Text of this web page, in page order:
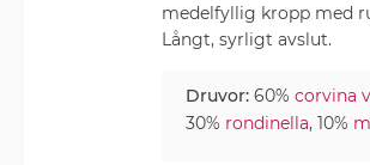
medelfyllig kropp med
Långt, syrligt avslut.
Druvor: 60%corvina
30% rondinella, 10%